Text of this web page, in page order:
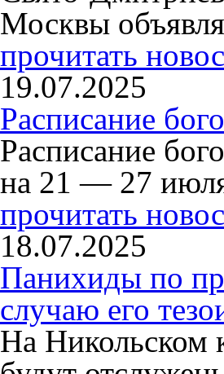
Москвы
прочитать
19.07.2025
Расписание
Расписание
на 21 — 27
прочитать
18.07.2025
Панихиды по
случаю его
На Никольском